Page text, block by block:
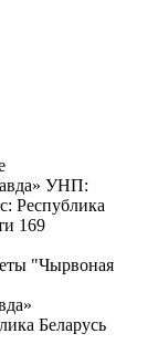
УНП:
Республика
169
"Чырвоная
Беларусь